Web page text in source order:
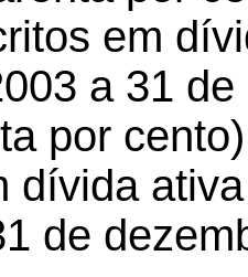
em
a 31
por
dívida
de